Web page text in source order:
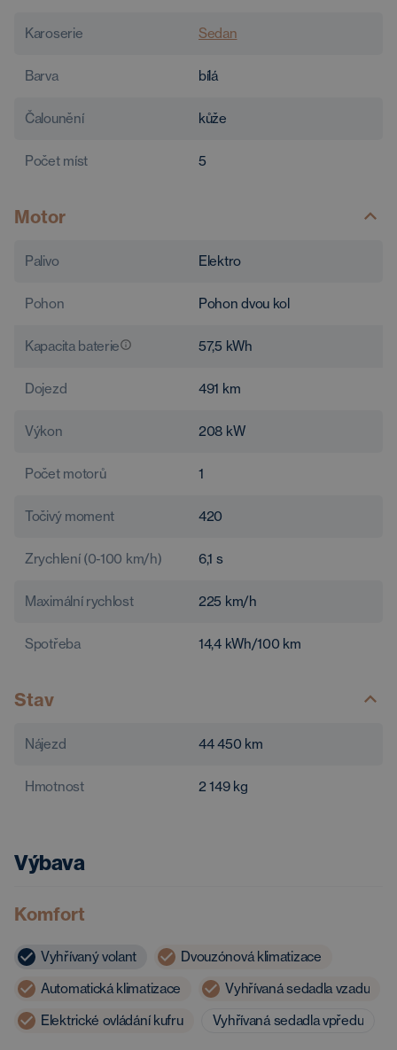
Karoserie Sedan
Barva bílá
Čalounění kůže
Počet míst 5
Motor
Palivo Elektro
Pohon Pohon dvou kol
Kapacita baterie 57,5 kWh
Dojezd 491 km
Výkon 208 kW
Počet motorů 1
Točivý moment 420
Zrychlení (0-100 km/h) 6,1 s
Maximální rychlost 225 km/h
Spotřeba 14,4 kWh/100 km
Stav
Nájezd 44 450 km
Hmotnost 2 149 kg
Výbava
Komfort
Vyhřívaný volant
Dvouzónová klimatizace
Automatická klimatizace
Vyhřívaná sedadla vzadu
Elektrické ovládání kufru
Vyhřívaná sedadla vpředu